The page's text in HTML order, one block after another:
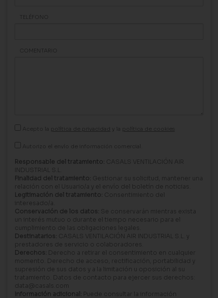
TELÉFONO
COMENTARIO
Acepto la política de privacidad y la política de cookies
Autorizo el envío de información comercial.
Responsable del tratamiento: CASALS VENTILACIÓN AIR
INDUSTRIAL S.L.
Finalidad del tratamiento: Gestionar su solicitud, mantener una
relación con el Usuario/a y el envío del boletín de noticias.
Legitimación del tratamiento: Consentimiento del
interesado/a.
Conservación de los datos: Se conservarán mientras exista
un interés mutuo o durante el tiempo necesario para el
cumplimiento de las obligaciones legales.
Destinatarios: CASALS VENTILACIÓN AIR INDUSTRIAL S.L. y
prestadores de servicio o colaboradores.
Derechos: Derecho a retirar el consentimiento en cualquier
momento. Derecho de acceso, rectificación, portabilidad y
supresión de sus datos y a la limitación u oposición al su
tratamiento. Datos de contacto para ejercer sus derechos:
data@casals.com
Información adicional: Puede consultar la información